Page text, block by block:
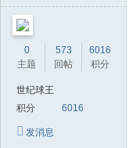
0
主题
573
回帖
6016
积分
世纪球王
积分
6016
发消息